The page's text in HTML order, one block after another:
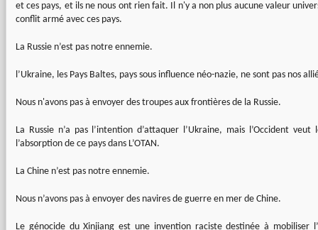
et ces pays, et ils ne nous ont rien fait. Il n'y a non plus aucune valeur
conflit armé avec ces pays.
La Russie n’est pas notre ennemie.
l’Ukraine, les Pays Baltes, pays sous influence néo-nazie, ne sont pas nos
Nous n'avons pas à envoyer des troupes aux frontières de la Russie.
La Russie n’a pas l’intention d’attaquer l’Ukraine, mais l’Occident
l’absorption de ce pays dans L’OTAN.
La Chine n’est pas notre ennemie.
Nous n’avons pas à envoyer des navires de guerre en mer de Chine.
Le génocide du Xinjiang est une invention raciste destinée à mobiliser